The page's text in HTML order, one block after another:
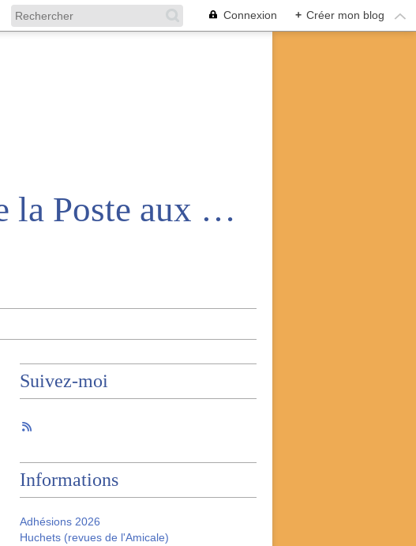
Connexion + Créer mon blog
Amicale nationale des anciens de la Poste aux armées
Suivez-moi
Informations
Adhésions 2026
Huchets (revues de l'Amicale)